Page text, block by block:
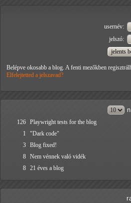
usernév:
jelszó:
Belépve okosabb a blog. A fenti mezőkben
Elfelejtetted a jelszavad?
126 Playwright tests for the blog
1
"Dark code"
3 Blog fixed!
8 Nem vénnek való vidék
8 21 éves a blog